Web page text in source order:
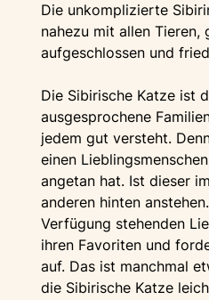
Die unkomplizierte
nahezu mit allen Tieren,
aufgeschlossen und
Die Sibirische Katze ist
ausgesprochene
jedem gut versteht.
einen
angetan hat. Ist dieser
anderen hinten
Verfügung stehenden
ihren Favoriten und
auf. Das ist manchmal
die Sibirische Katze